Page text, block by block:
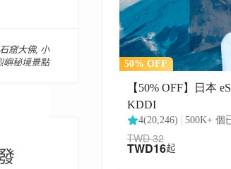
窟大佛, 小
嶼秘境景點